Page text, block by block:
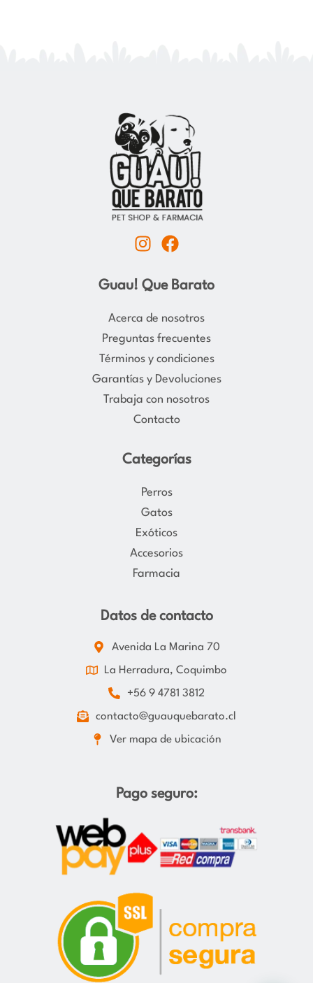
I
s
t
a
r
a
m
F
c
e
b
o
k
Guau! Que Barato
Acerca de nosotros
Preguntas frecuentes
Términos y condiciones
Garantías y Devoluciones
Trabaja con nosotros
Contacto
Categorías
Perros
Gatos
Exóticos
Accesorios
Farmacia
Datos de contacto
Avenida La Marina 70
La Herradura, Coquimbo
+56 9 4781 3812
contacto@guauquebarato.cl
Ver mapa de ubicación
Pago seguro: